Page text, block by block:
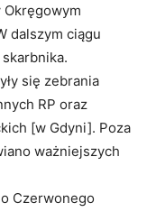
Okręgowym
dalszym ciągu
się zebrania
RP oraz
[w Gdyni]. Poza
ważniejszych
Czerwonego